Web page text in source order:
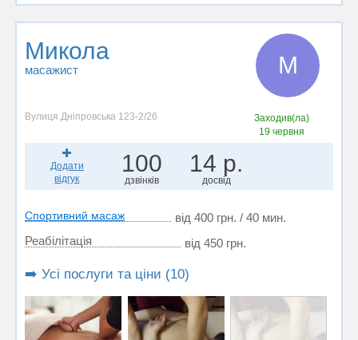
Микола
масажист М
Вулиця Дніпровська 123-2/26
Заходив(ла)
19 червня
Додати
відгук
100
дзвінків
14 р.
досвід
Спортивний масаж
від 400 грн. / 40 мин.
Реабілітація
від 450 грн.
➡️ Усі послуги та ціни (10)